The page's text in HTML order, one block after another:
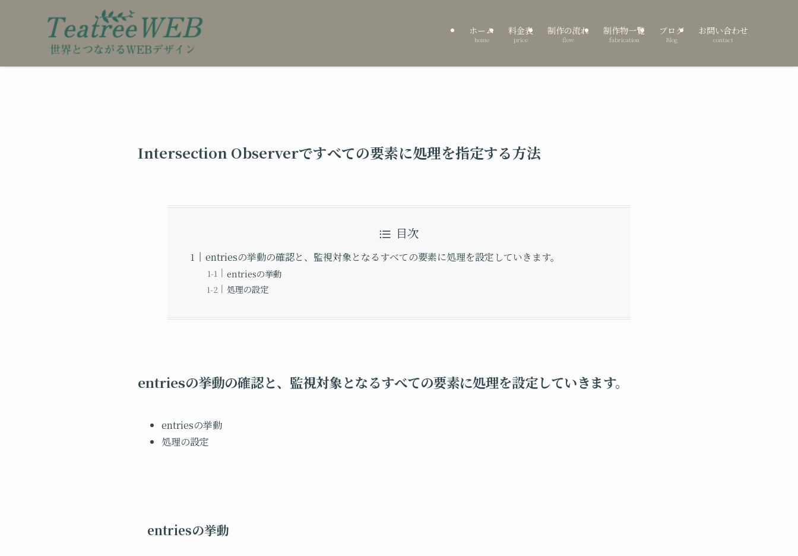
ホーム
home
料金表
price
制作の流れ
flow
制作物一覧
fabrication
ブログ
Blog
お問い合わせ
contact
Intersection Observerですべての要素に処理を指定する方法
目次
entriesの挙動の確認と、監視対象となるすべての要素に処理を設定していきます。
entriesの挙動
処理の設定
entriesの挙動の確認と、監視対象となるすべての要素に処理を設定していきます。
entriesの挙動
処理の設定
entriesの挙動